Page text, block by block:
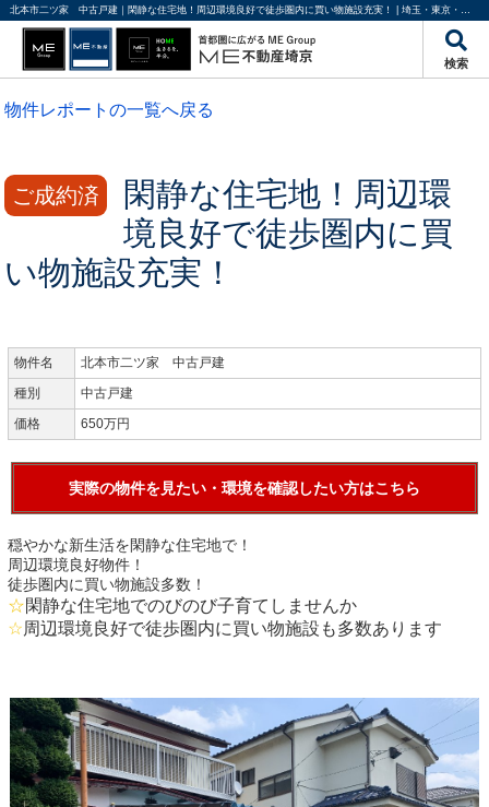
北本市二ツ家 中古戸建｜閑静な住宅地！周辺環境良好で徒歩圏内に買い物施設充実！ | 埼玉・東京・千葉の不動産のことならME不動産埼京
検索
物件レポートの一覧へ戻る
ご成約済
閑静な住宅地！周辺環
境良好で徒歩圏内に買
い物施設充実！
物件名
北本市二ツ家 中古戸建
種別
中古戸建
価格
650万円
実際の物件を見たい・環境を確認したい方はこちら
穏やかな新生活を閑静な住宅地で！
周辺環境良好物件！
徒歩圏内に買い物施設多数！
☆閑静な住宅地でのびのび子育てしませんか
☆周辺環境良好で徒歩圏内に買い物施設も多数あります